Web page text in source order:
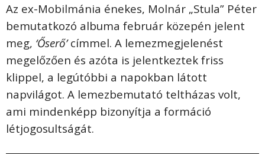
Az ex-Mobilmánia énekes, Molnár „Stula” Péter
bemutatkozó albuma február közepén jelent
meg, ‘Őserő’címmel. A lemezmegjelenést
megelőzően és azóta is jelentkeztek friss
klippel, a legútóbbi a napokban látott
napvilágot. A lemezbemutató teltházas volt,
ami mindenképp bizonyítja a formáció
létjogosultságát.